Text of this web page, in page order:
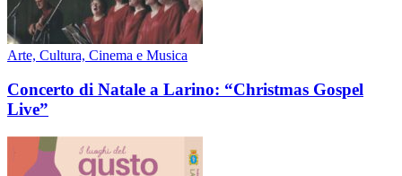
Arte, Cultura, Cinema e Musica
Concerto di Natale a Larino: “Christmas Gospel
Live”